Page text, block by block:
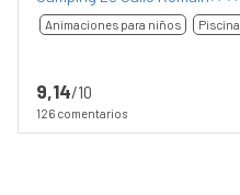
Animaciones para niños Piscina
9,14/10
126 comentarios